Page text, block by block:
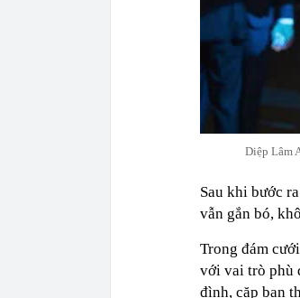
Diệp Lâm
Sau khi bước
vẫn gắn bó,
Trong đám
với vai trò phù
đình, cặp bạn